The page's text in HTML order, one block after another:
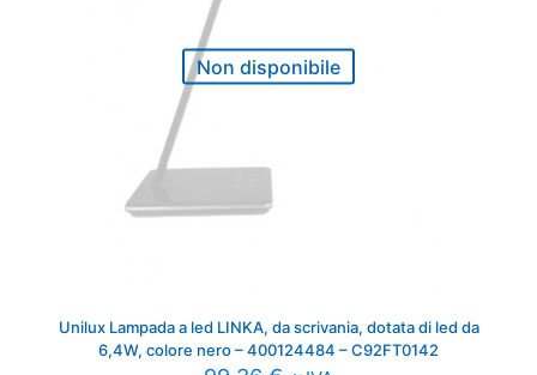
Non disponibile
Unilux Lampada a led LINKA, da scrivania, dotata di led da
6,4W, colore nero – 400124484 – C92FT0142